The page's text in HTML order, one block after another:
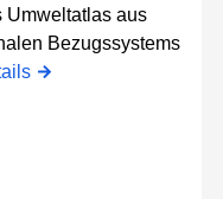
Umweltatlas aus
Bezugssystems